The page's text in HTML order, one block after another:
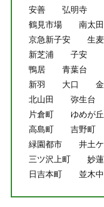
安善
弘明寺
鶴見市場
南太田
京急新子安
生麦
新芝浦
子安
鴨居
青葉台
新羽
大口
北山田
弥生台
片倉町
ゆめが丘
高島町
吉野町
緑園都市
井土
三ツ沢上町
妙
日吉本町
並木